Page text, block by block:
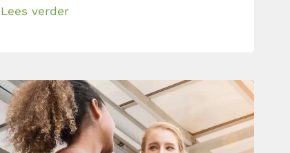
is juist niet handig. En helpend ook
Lees verder